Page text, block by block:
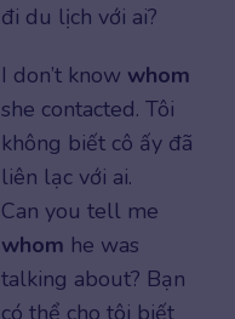
đi du lịch với ai?
I don’t know whom
she contacted. Tôi
không biết cô ấy đã
liên lạc với ai.
Can you tell me
whom he was
talking about? Bạn